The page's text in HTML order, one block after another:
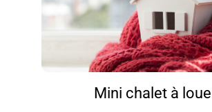
Mini chalet à